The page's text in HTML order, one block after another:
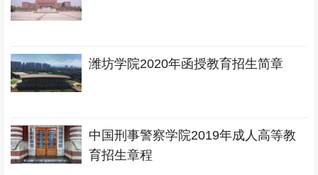
潍坊学院2020年函授教育招生简章
中国刑事警察学院2019年成人高等教
育招生章程